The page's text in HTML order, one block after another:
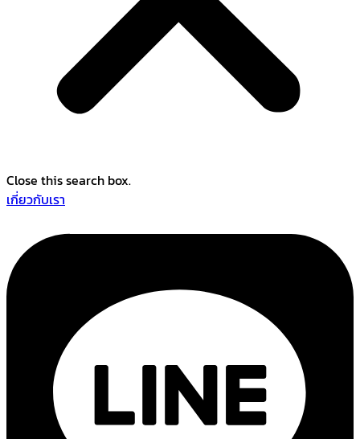
Close this search box.
เกี่ยวกับเรา